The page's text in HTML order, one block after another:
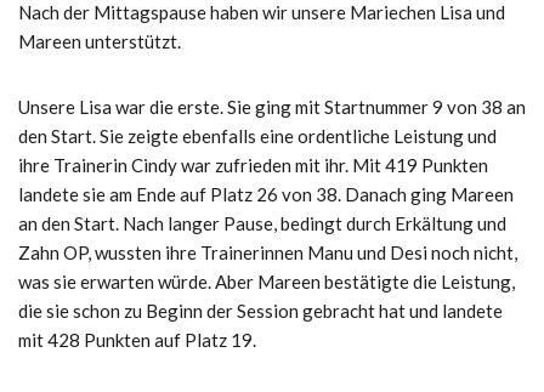
Nach der Mittagspause haben wir unsere Mariechen Lisa und
Mareen unterstützt.
Unsere Lisa war die erste. Sie ging mit Startnummer 9 von 38 an
den Start. Sie zeigte ebenfalls eine ordentliche Leistung und
ihre Trainerin Cindy war zufrieden mit ihr. Mit 419 Punkten
landete sie am Ende auf Platz 26 von 38. Danach ging Mareen
an den Start. Nach langer Pause, bedingt durch Erkältung und
Zahn OP, wussten ihre Trainerinnen Manu und Desi noch nicht,
was sie erwarten würde. Aber Mareen bestätigte die Leistung,
die sie schon zu Beginn der Session gebracht hat und landete
mit 428 Punkten auf Platz 19.